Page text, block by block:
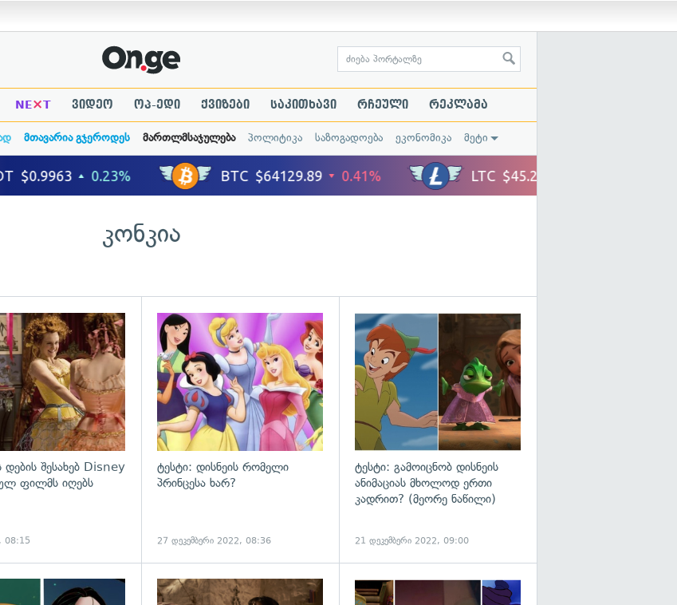
NE×T ვიდეო ოპ-ედი ქვიზები საკითხავი რჩეული რეკლამა
მთავარია გჯეროდეს მართლმსაჯულება პოლიტიკა საზოგადოება ეკონომიკა მეტი
კონკია
გადახედვა
დების შესახებ Disney
ფილმს იღებს
08:15
ტესტი: დისნეის რომელი
პრინცესა ხარ?
27 დეკემბერი 2022, 08:36
ტესტი: გამოიცნობ დისნეის
ანიმაციას მხოლოდ ერთი
კადრით? (მეორე ნაწილი)
21 დეკემბერი 2022, 09:00